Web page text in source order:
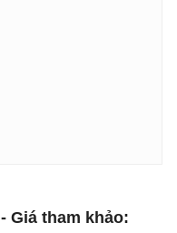
- Giá tham khảo: